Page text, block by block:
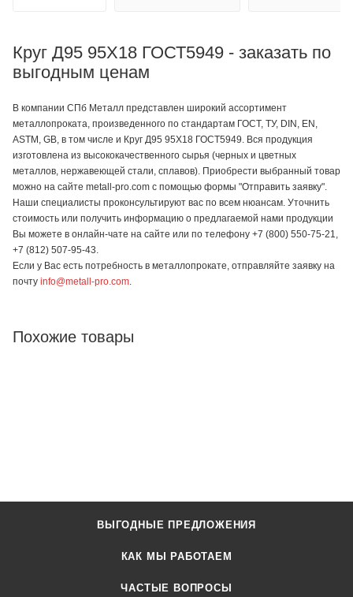
Круг Д95 95Х18 ГОСТ5949 - заказать по
выгодным ценам
В компании СПб Металл представлен широкий ассортимент
металлопроката, произведенного по стандартам ГОСТ, ТУ, DIN, EN,
ASTM, GB, в том числе и Круг Д95 95Х18 ГОСТ5949. Вся продукция
изготовлена из высококачественного сырья (черных и цветных
металлов, нержавеющей стали, сплавов). Приобрести выбранный товар
можно на сайте metall-pro.com с помощью формы "Отправить заявку".
Наши специалисты проконсультируют вас по всем нюансам. Уточнить
стоимость или получить информацию о предлагаемой нами продукции
Вы можете в онлайн-чате на сайте или по телефону +7 (800) 550-75-21,
+7 (812) 507-95-43.
Если у Вас есть потребность в металлопрокате, отправляйте заявку на
почту info@metall-pro.com
Похожие товары
ВЫГОДНЫЕ ПРЕДЛОЖЕНИЯ
КАК МЫ РАБОТАЕМ
ЧАСТЫЕ ВОПРОСЫ